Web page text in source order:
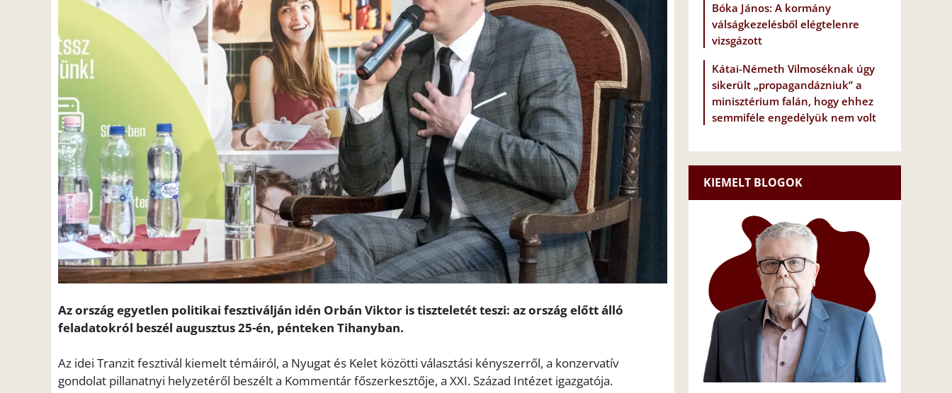
Az ország egyetlen politikai fesztiválján idén Orbán Viktor is tiszteletét teszi: az ország előtt álló
feladatokról beszél augusztus 25-én, pénteken Tihanyban.
Az idei Tranzit fesztivál kiemelt témáiról, a Nyugat és Kelet közötti választási kényszerről, a konzervatív
gondolat pillanatnyi helyzetéről beszélt a Kommentár főszerkesztője, a XXI. Század Intézet igazgatója.
Bóka János: A kormány
válságkezelésből elégtelenre
vizsgázott
Kátai-Németh Vilmoséknak úgy
sikerült „propagandázniuk” a
minisztérium falán, hogy ehhez
semmiféle engedélyük nem volt
KIEMELT BLOGOK